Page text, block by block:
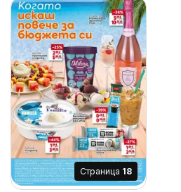
Cтраница 18